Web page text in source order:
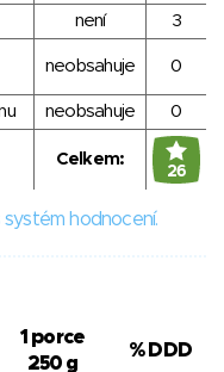
není
3
neobsahuje 0
neobsahuje 0
Celkem:
26
hodnocení.
1 porce
250 g
% DDD